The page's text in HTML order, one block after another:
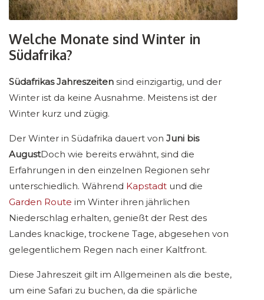
Welche Monate sind Winter in
Südafrika?
Südafrikas Jahreszeiten sind einzigartig, und der
Winter ist da keine Ausnahme. Meistens ist der
Winter kurz und zügig.
Der Winter in Südafrika dauert von Juni bis
AugustDoch wie bereits erwähnt, sind die
Erfahrungen in den einzelnen Regionen sehr
unterschiedlich. Während Kapstadt und die
Garden Route im Winter ihren jährlichen
Niederschlag erhalten, genießt der Rest des
Landes knackige, trockene Tage, abgesehen von
gelegentlichem Regen nach einer Kaltfront.
Diese Jahreszeit gilt im Allgemeinen als die beste,
um eine Safari zu buchen, da die spärliche